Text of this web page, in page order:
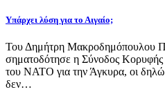
Υπάρχει λύση για το Αιγαίο;
Του Δημήτρη Μακροδημόπουλου
σηματοδότησε η Σύνοδος
του ΝΑΤΟ για την Άγκυρα, οι
δεν…